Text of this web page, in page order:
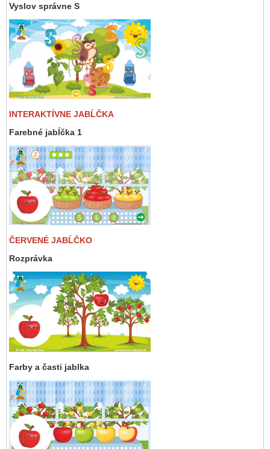
Vyslov správne S
INTERAKTÍVNE JABĹČKA
Farebné jabĺčka 1
ČERVENÉ JABĹČKO
Rozprávka
Farby a časti jablka